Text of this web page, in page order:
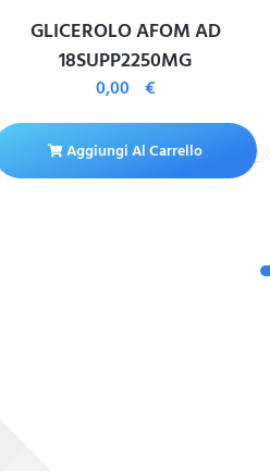
GLICEROLO AFOM AD
18SUPP2250MG
0,00 €
Aggiungi Al Carrello